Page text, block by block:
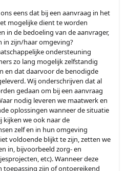
eens dat bij een aanvraag in het
mogelijke dient te worden
in de bedoeling van de aanvrager,
in zijn/haar omgeving?
ondersteuning
zo lang mogelijk zelfstandig
en dat daarvoor de benodigde
Wij onderschrijven dat al
gedaan om bij een aanvraag
nodig leveren we maatwerk en
oplossingen wanneer de situatie
kijken we ook naar de
zelf en in hun omgeving
voldoende blijkt te zijn, zetten we
in, bijvoorbeeld zorg- en
etc). Wanneer deze
toepassing zijn of ontoereikend